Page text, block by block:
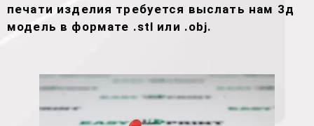
печати изделия требуется выслать нам 3д
модель в формате .stl или .obj.